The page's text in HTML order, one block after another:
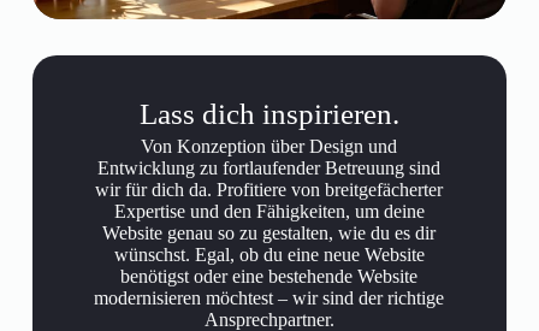
Lass dich inspirieren.
Von Konzeption über Design und
Entwicklung zu fortlaufender Betreuung sind
wir für dich da. Profitiere von breitgefächerter
Expertise und den Fähigkeiten, um deine
Website genau so zu gestalten, wie du es dir
wünschst. Egal, ob du eine neue Website
benötigst oder eine bestehende Website
modernisieren möchtest – wir sind der richtige
Ansprechpartner.